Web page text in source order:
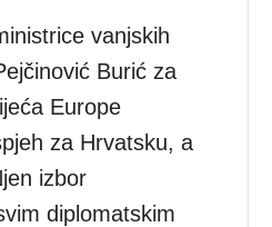
vanjskih
Burić za
Europe
za Hrvatsku, a
izbor
diplomatskim